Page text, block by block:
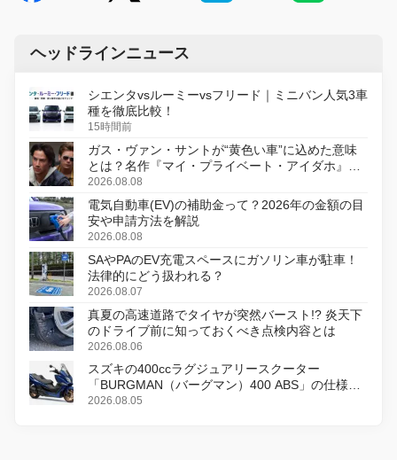
ヘッドラインニュース
シエンタvsルーミーvsフリード｜ミニバン人気3車
種を徹底比較！
15時間前
ガス・ヴァン・サントが“黄色い車”に込めた意味
とは？名作『マイ・プライベート・アイダホ』が
初のデジタルリマスター版で復活
2026.08.08
電気自動車(EV)の補助金って？2026年の金額の目
安や申請方法を解説
2026.08.08
SAやPAのEV充電スペースにガソリン車が駐車！
法律的にどう扱われる？
2026.08.07
真夏の高速道路でタイヤが突然バースト!? 炎天下
のドライブ前に知っておくべき点検内容とは
2026.08.06
スズキの400ccラグジュアリースクーター
「BURGMAN（バーグマン）400 ABS」の仕様を
変更し、8月18日に発売
2026.08.05